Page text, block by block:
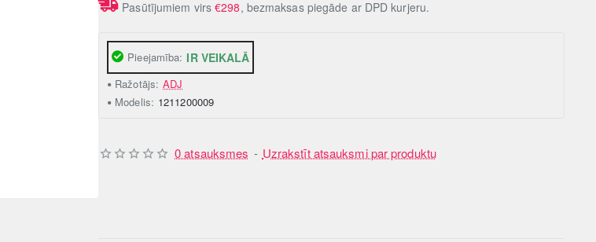
Pieejamība: IR VEIKALĀ
Ražotājs: ADJ
Modelis: 1211200009
0 atsauksmes - Uzrakstīt atsauksmi par produktu
Pasūtījumiem virs€298, bezmaksas piegāde ar DPD kurjeru.